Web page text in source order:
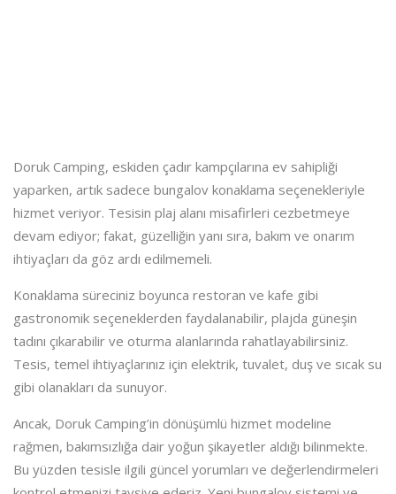
Doruk Camping, eskiden çadır kampçılarına ev sahipliği
yaparken, artık sadece bungalov konaklama seçenekleriyle
hizmet veriyor. Tesisin plaj alanı misafirleri cezbetmeye
devam ediyor; fakat, güzelliğin yanı sıra, bakım ve onarım
ihtiyaçları da göz ardı edilmemeli.
Konaklama süreciniz boyunca restoran ve kafe gibi
gastronomik seçeneklerden faydalanabilir, plajda güneşin
tadını çıkarabilir ve oturma alanlarında rahatlayabilirsiniz.
Tesis, temel ihtiyaçlarınız için elektrik, tuvalet, duş ve sıcak su
gibi olanakları da sunuyor.
Ancak, Doruk Camping’in dönüşümlü hizmet modeline
rağmen, bakımsızlığa dair yoğun şikayetler aldığı bilinmekte.
Bu yüzden tesisle ilgili güncel yorumları ve değerlendirmeleri